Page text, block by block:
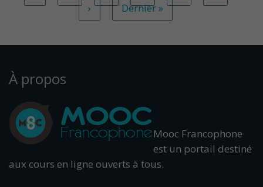
›
Dernier »
À propos
Mooc Francophone
est un portail destiné
aux cours en ligne ouverts à tous.